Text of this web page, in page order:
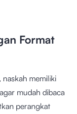
Format
memiliki
mudah dibaca
perangkat